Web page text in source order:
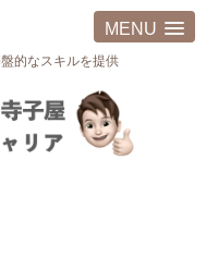
MENU
的なスキルを提供